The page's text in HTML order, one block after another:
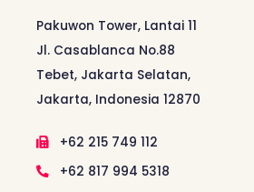
Pakuwon Tower, Lantai 11
Jl. Casablanca No.88
Tebet, Jakarta Selatan,
Jakarta, Indonesia 12870
+62 215 749 112
+62 817 994 5318